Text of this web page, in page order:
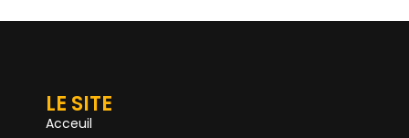
LE SITE
Acceuil